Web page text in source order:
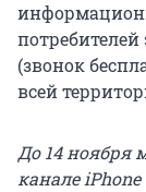
потребителей
(звонок
всей
До 14 ноября
канале